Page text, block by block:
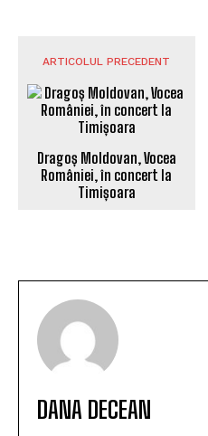
ARTICOLUL PRECEDENT
Dragoș Moldovan, Vocea
României, în concert la
Timișoara
DANA DECEAN